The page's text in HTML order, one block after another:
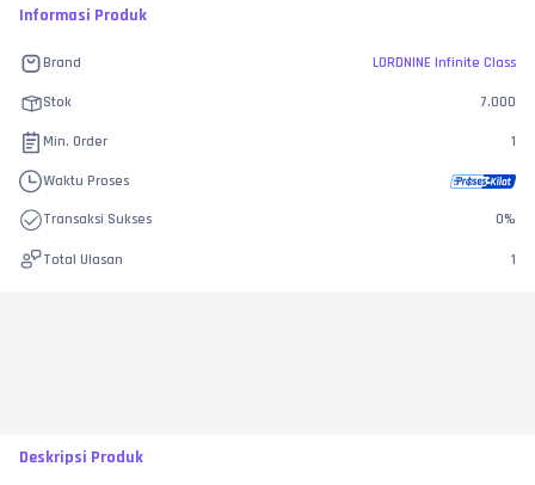
Informasi Produk
Brand LORDNINE Infinite Class
Stok 7.000
Min. Order 1
Waktu Proses
Transaksi Sukses 0%
Total Ulasan 1
Deskripsi Produk